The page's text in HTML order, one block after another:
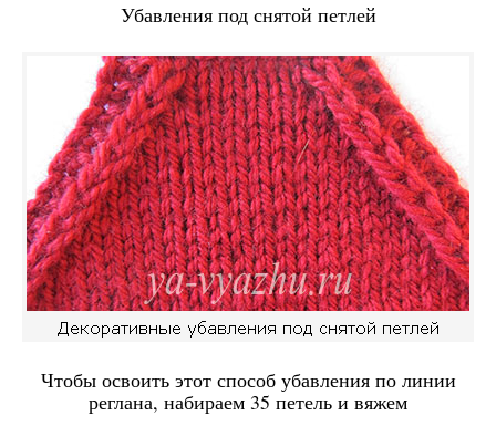
Убавления под снятой петлей
Чтобы освоить этот способ убавления по линии
реглана, набираем 35 петель и вяжем